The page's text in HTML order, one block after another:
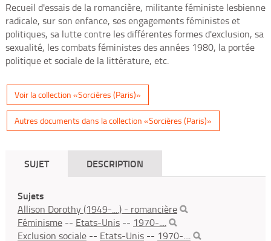
Recueil d'essais de la romancière, militante féministe lesbienne
radicale, sur son enfance, ses engagements féministes et
politiques, sa lutte contre les différentes formes d'exclusion, sa
sexualité, les combats féministes des années 1980, la portée
politique et sociale de la littérature, etc.
Voir la collection «Sorcières (Paris)»
Autres documents dans la collection «Sorcières (Paris)»
SUJET DESCRIPTION
Sujets
Allison Dorothy (1949-....) - romancière
Féminisme -- Etats-Unis -- 1970-....
Exclusion sociale -- Etats-Unis -- 1970-....